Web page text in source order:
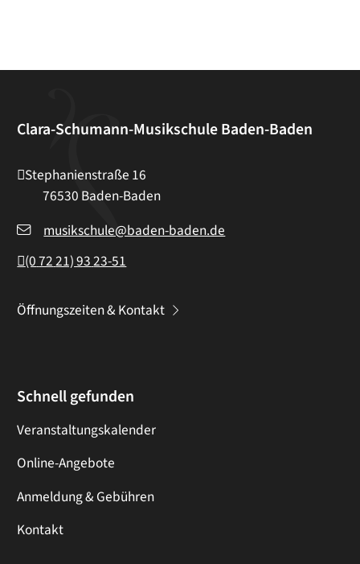
Clara-Schumann-Musikschule Baden-Baden
Stephanienstraße 16
76530 Baden-Baden
musikschule@baden-baden.de
(07221) 9323-51
Öffnungszeiten & Kontakt
Schnell gefunden
Veranstaltungskalender
Online-Angebote
Anmeldung & Gebühren
Kontakt